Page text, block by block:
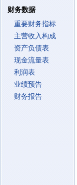
财务数据
重要财务指标
主营收入构成
资产负债表
现金流量表
利润表
业绩预告
财务报告